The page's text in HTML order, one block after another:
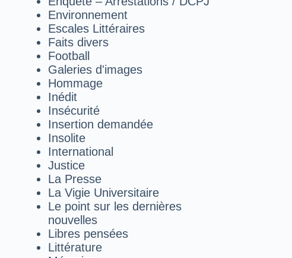
Environnement
Escales Littéraires
Faits divers
Football
Galeries d'images
Hommage
Inédit
Insécurité
Insertion demandée
Insolite
International
Justice
La Presse
La Vigie Universitaire
Le point sur les dernières
nouvelles
Libres pensées
Littérature